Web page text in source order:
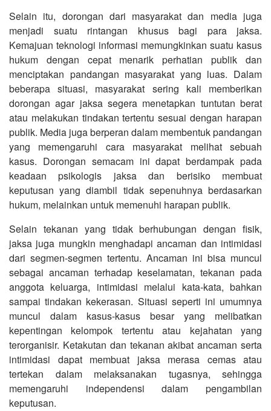
Selain itu, dorongan dari masyarakat dan media juga
menjadi suatu rintangan khusus bagi para jaksa.
Kemajuan teknologi informasi memungkinkan suatu kasus
hukum dengan cepat menarik perhatian publik dan
menciptakan pandangan masyarakat yang luas. Dalam
beberapa situasi, masyarakat sering kali memberikan
dorongan agar jaksa segera menetapkan tuntutan berat
atau melakukan tindakan tertentu sesuai dengan harapan
publik. Media juga berperan dalam membentuk pandangan
yang memengaruhi cara masyarakat melihat sebuah
kasus. Dorongan semacam ini dapat berdampak pada
keadaan psikologis jaksa dan berisiko membuat
keputusan yang diambil tidak sepenuhnya berdasarkan
hukum, melainkan untuk memenuhi harapan publik.
Selain tekanan yang tidak berhubungan dengan fisik,
jaksa juga mungkin menghadapi ancaman dan intimidasi
dari segmen-segmen tertentu. Ancaman ini bisa muncul
sebagai ancaman terhadap keselamatan, tekanan pada
anggota keluarga, intimidasi melalui kata-kata, bahkan
sampai tindakan kekerasan. Situasi seperti ini umumnya
muncul dalam kasus-kasus besar yang melibatkan
kepentingan kelompok tertentu atau kejahatan yang
terorganisir. Ketakutan dan tekanan akibat ancaman serta
intimidasi dapat membuat jaksa merasa cemas atau
tertekan dalam melaksanakan tugasnya, sehingga
memengaruhi independensi dalam pengambilan
keputusan.